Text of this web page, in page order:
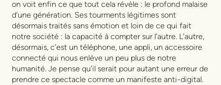
on voit enfin ce que tout cela révèle : le profond malaise
d’une génération. Ses tourments légitimes sont
désormais traités sans émotion et loin de ce qui fait
notre société : la capacité à compter sur l’autre. L’autre,
désormais, c’est un téléphone, une appli, un accessoire
connecté qui nous enlève un peu plus de notre
humanité. Je pense qu’il serait pour autant une erreur de
prendre ce spectacle comme un manifeste anti-digital.